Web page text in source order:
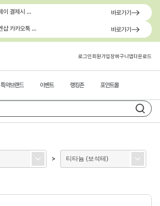
[진행중] 토스페이 결제시 최대 1.3만원 혜택 바로가기
[공지] 아이엔샵 카카오톡 1:1 문의 채널 이용 안내 바로가기
로그인회원가입장바구니앱다운로드
특약브랜드 이벤트 랭킹존 포인트몰
> 티타늄 (보석테)